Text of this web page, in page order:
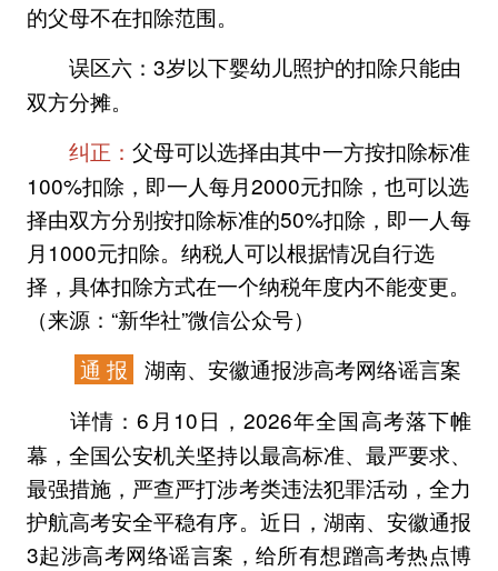
的父母不在扣除范围。
误区六： 3岁以下婴幼儿照护的扣除只能由
双方分摊。
纠正： 父母可以选择由其中一方按扣除标准
100%扣除，即一人每月2000元扣除，也可以选
择由双方分别按扣除标准的50%扣除，即一人每
月1000元扣除。纳税人可以根据情况自行选
择，具体扣除方式在一个纳税年度内不能变更。
（来源：“新华社”微信公众号）
通 报 湖南、安徽通报涉高考网络谣言案
详情：6月10日，2026年全国高考落下帷
幕，全国公安机关坚持以最高标准、最严要求、
最强措施，严查严打涉考类违法犯罪活动，全力
护航高考安全平稳有序。近日，湖南、安徽通报
3起涉高考网络谣言案，给所有想蹭高考热点博